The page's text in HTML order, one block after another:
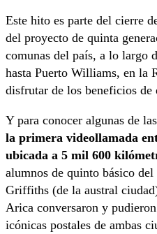
Este hito es parte del cierre
del proyecto de quinta
comunas del país, a lo largo
hasta Puerto Williams, en la
disfrutar de los beneficios de
Y para conocer algunas de
la primera videollamada
ubicada a 5 mil 600
alumnos de quinto básico
Griffiths (de la austral
Arica conversaron y
icónicas postales de ambas